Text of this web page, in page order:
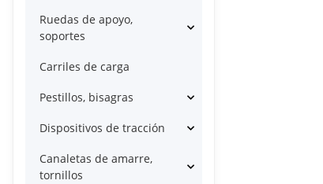
Ruedas de apoyo,
soportes
Carriles de carga
Pestillos, bisagras
Dispositivos de tracción
Canaletas de amarre,
tornillos